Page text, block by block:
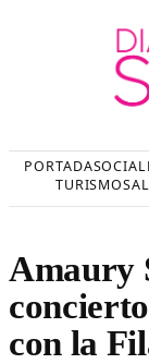
PORTADA
TURISMO
Amaury
con la